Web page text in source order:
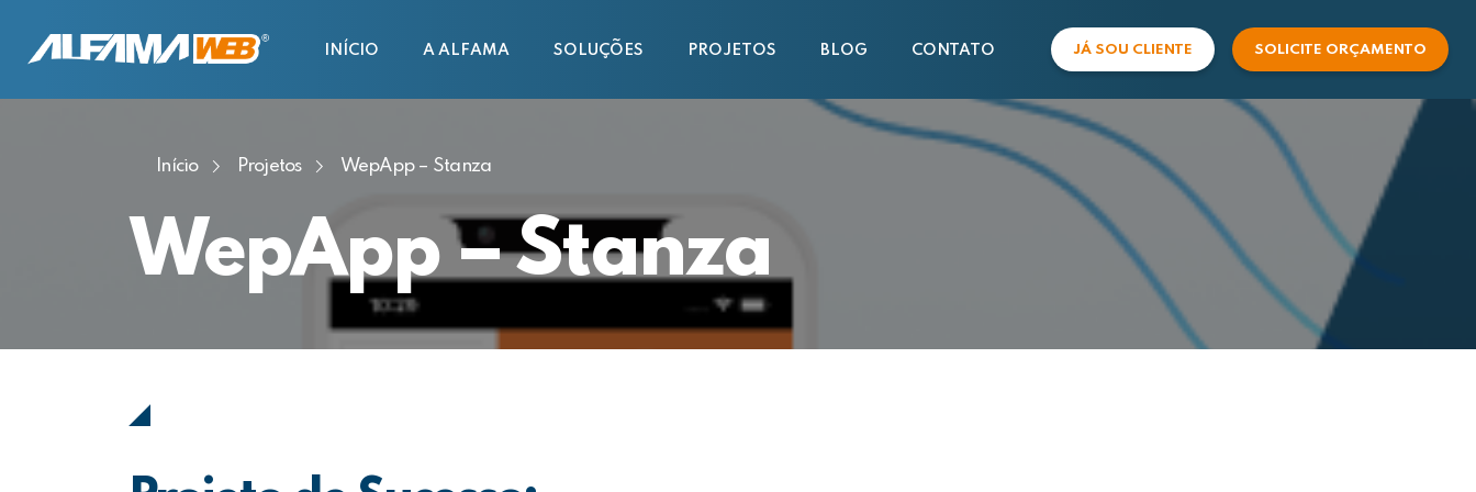
INÍCIO A ALFAMA SOLUÇÕES PROJETOS BLOG CONTATO JÁ SOU CLIENTE SOLICITE ORÇAMENTO
COMERCIAL
SUPORTE
Início Projetos WepApp – Stanza
WepApp – Stanza